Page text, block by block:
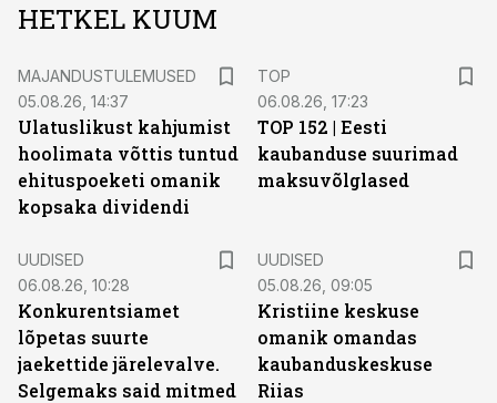
HETKEL KUUM
MAJANDUSTULEMUSED
05.08.26, 14:37
Ulatuslikust kahjumist
hoolimata võttis tuntud
ehituspoeketi omanik
kopsaka dividendi
TOP
06.08.26, 17:23
TOP 152 | Eesti
kaubanduse suurimad
maksuvõlglased
UUDISED
06.08.26, 10:28
Konkurentsiamet
lõpetas suurte
jaekettide järelevalve.
Selgemaks said mitmed
UUDISED
05.08.26, 09:05
Kristiine keskuse
omanik omandas
kaubanduskeskuse
Riias